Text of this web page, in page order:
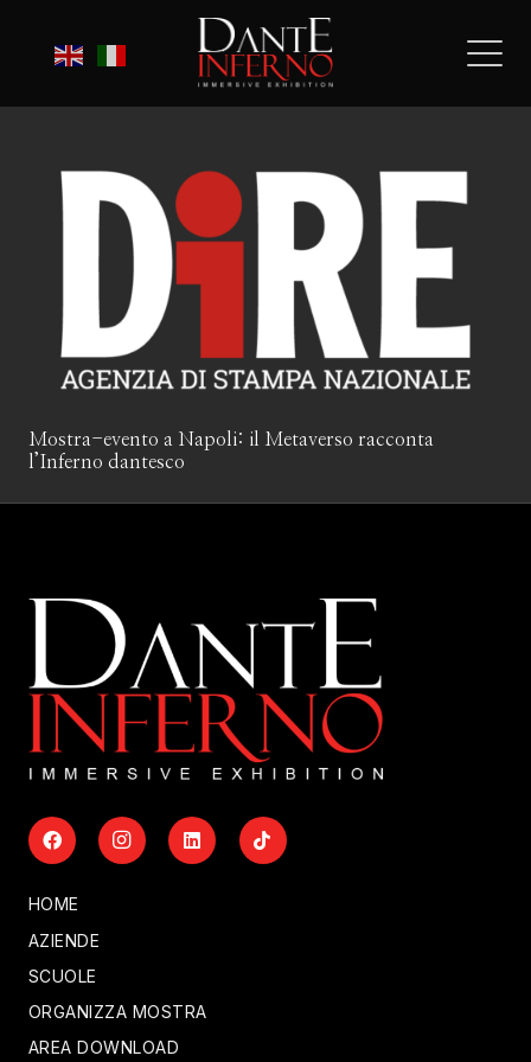
Mostra-evento a Napoli: il Metaverso racconta
l’Inferno dantesco
HOME
AZIENDE
SCUOLE
ORGANIZZA MOSTRA
AREA DOWNLOAD